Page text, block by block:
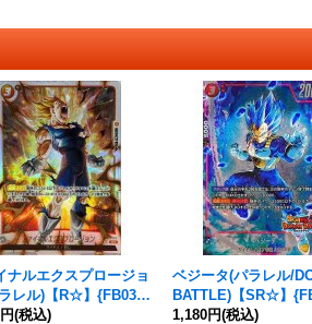
ナルエクスプロージョ
レル)【R☆】{FB03-1
(税込)
ベジータ(パラレル/
BATTLE)【SR☆】
0[FB05]}
1,180円(税込)